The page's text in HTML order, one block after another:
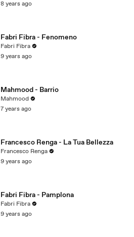
8 years ago
Fabri Fibra - Fenomeno
Fabri Fibra
9 years ago
Mahmood - Barrio
Mahmood
7 years ago
Francesco Renga - La Tua Bellezza
Francesco Renga
9 years ago
Fabri Fibra - Pamplona
Fabri Fibra
9 years ago